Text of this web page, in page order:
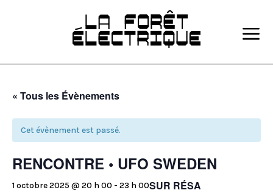
« Tous les Évènements
Cet évènement est passé.
RENCONTRE • UFO SWEDEN
1 octobre 2025 @ 20 h 00 - 23 h 00SUR RÉSA
a